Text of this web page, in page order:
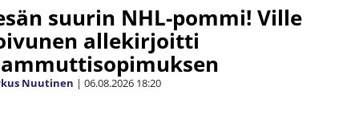
suurin NHL-pommi! Ville
allekirjoitti
Nuutinen | 06.08.2026 18:20